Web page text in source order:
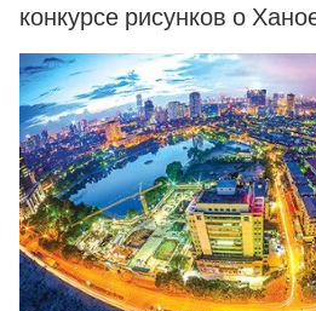
конкурсе рисунков о